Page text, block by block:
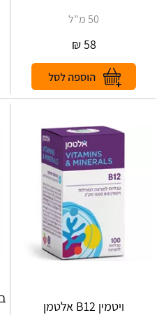
50 מ"ל
58
₪
ויטמין B12 אלטמן